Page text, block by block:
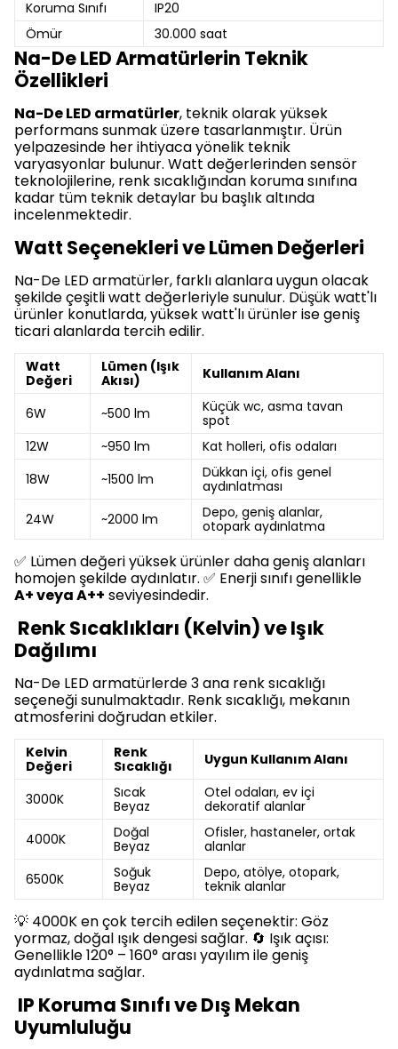
Koruma Sınıfı
IP20
Ömür
30.000 saat
Na-De LED Armatürlerin Teknik
Özellikleri
Na-De LED armatürler, teknik olarak yüksek
performans sunmak üzere tasarlanmıştır. Ürün
yelpazesinde her ihtiyaca yönelik teknik
varyasyonlar bulunur. Watt değerlerinden sensör
teknolojilerine, renk sıcaklığından koruma sınıfına
kadar tüm teknik detaylar bu başlık altında
incelenmektedir.
Watt Seçenekleri ve Lümen Değerleri
Na-De LED armatürler, farklı alanlara uygun olacak
şekilde çeşitli watt değerleriyle sunulur. Düşük watt'lı
ürünler konutlarda, yüksek watt'lı ürünler ise geniş
ticari alanlarda tercih edilir.
Watt
Değeri
Lümen (Işık
Akısı)
Kullanım Alanı
6W ~500 lm
Küçük wc, asma tavan
spot
12W
~950 lm
Kat holleri, ofis odaları
18W
~1500 lm
Dükkan içi, ofis genel
aydınlatması
24W
~2000 lm
Depo, geniş alanlar,
otopark aydınlatma
✅ Lümen değeri yüksek ürünler daha geniş alanları
homojen şekilde aydınlatır. ✅ Enerji sınıfı genellikle
A+ veya A++ seviyesindedir.
Renk Sıcaklıkları (Kelvin) ve Işık
Dağılımı
Na-De LED armatürlerde 3 ana renk sıcaklığı
seçeneği sunulmaktadır. Renk sıcaklığı, mekanın
atmosferini doğrudan etkiler.
Kelvin
Değeri
Renk
Sıcaklığı
Uygun Kullanım Alanı
3000K
Sıcak
Beyaz
Otel odaları, ev içi
dekoratif alanlar
4000K
Doğal
Beyaz
Ofisler, hastaneler, ortak
alanlar
6500K
Soğuk
Beyaz
Depo, atölye, otopark,
teknik alanlar
💡 4000K en çok tercih edilen seçenektir: Göz
yormaz, doğal ışık dengesi sağlar. 🔄 Işık açısı:
Genellikle 120° – 160° arası yayılım ile geniş
aydınlatma sağlar.
IP Koruma Sınıfı ve Dış Mekan
Uyumluluğu